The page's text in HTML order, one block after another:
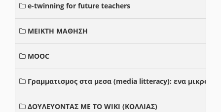
e-twinning for future teachers
ΜΕΙΚΤΗ ΜΑΘΗΣΗ
MOOC
Γραμματισμος στα μεσα (media litteracy): ενα μικρο
ΔΟΥΛΕΥΟΝΤΑΣ ΜΕ ΤΟ WIKI (ΚΟΛΛΙΑΣ)